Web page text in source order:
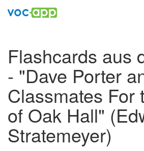
Flashcards aus
- "Dave Porter
Classmates For
of Oak Hall"
Stratemeyer)